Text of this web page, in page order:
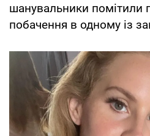
шанувальники помітили
побачення в одному із